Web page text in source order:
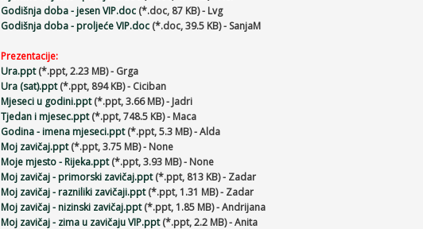
Godišnja doba - jesen VIP.doc (*.doc, 87 KB) - Lvg
Godišnja doba - proljeće VIP.doc (*.doc, 39.5 KB) - SanjaM
Prezentacije:
Ura.ppt(*.ppt, 2.23 MB) - Grga
Ura (sat).ppt(*.ppt, 894 KB) - Ciciban
Mjeseci u godini.ppt(*.ppt, 3.66 MB) - Jadri
Tjedan i mjesec.ppt(*.ppt, 748.5 KB) - Maca
Godina - imena mjeseci.ppt(*.ppt, 5.3 MB) - Alda
Moj zavičaj.ppt(*.ppt, 3.75 MB) - None
Moje mjesto - Rijeka.ppt(*.ppt, 3.93 MB) - None
Moj zavičaj - primorski zavičaj.ppt(*.ppt, 813 KB) - Zadar
Moj zavičaj - razniliki zavičaji.ppt(*.ppt, 1.31 MB) - Zadar
Moj zavičaj - nizinski zavičaj.ppt(*.ppt, 1.85 MB) - Andrijana
Moj zavičaj - zima u zavičaju VIP.ppt(*.ppt, 2.2 MB) - Anita